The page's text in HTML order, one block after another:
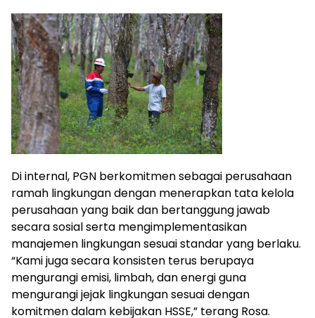
Di internal, PGN berkomitmen sebagai perusahaan
ramah lingkungan dengan menerapkan tata kelola
perusahaan yang baik dan bertanggung jawab
secara sosial serta mengimplementasikan
manajemen lingkungan sesuai standar yang berlaku.
“Kami juga secara konsisten terus berupaya
mengurangi emisi, limbah, dan energi guna
mengurangi jejak lingkungan sesuai dengan
komitmen dalam kebijakan HSSE,” terang Rosa.